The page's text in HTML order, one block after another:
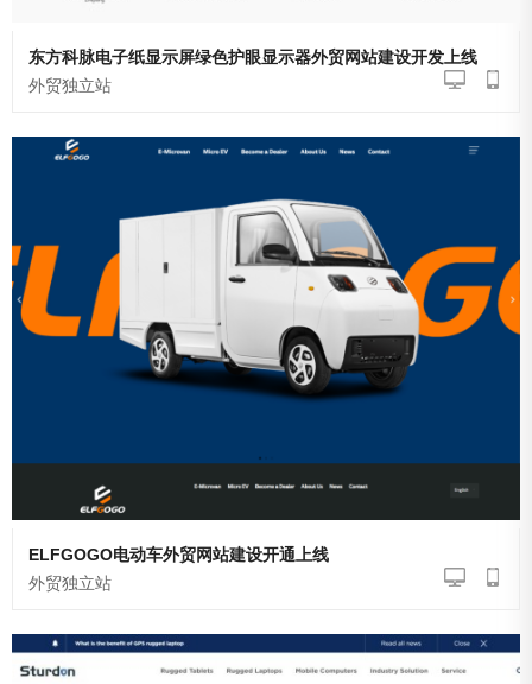
东方科脉电子纸显示屏绿色护眼显示器外贸网站建设开发上线
外贸独立站
ELFGOGO电动车外贸网站建设开通上线
外贸独立站